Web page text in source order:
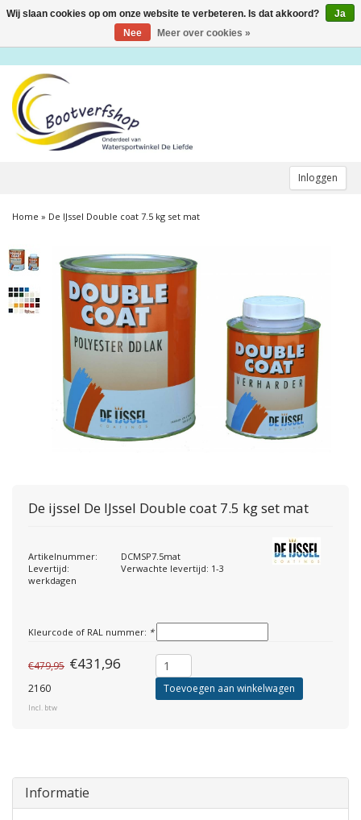
Inloggen
Toggle
Home » De IJssel Double coat 7.5 kg set mat
De ijssel De IJssel Double coat 7.5 kg set mat
Artikelnummer:
DCMSP7.5mat
Levertijd:
Verwachte levertijd: 1-3
werkdagen
Kleurcode of RAL nummer: *
€479,95 €431,96
2160
Incl. btw
Toevoegen aan winkelwagen
Informatie
Wij slaan cookies op om onze website te verbeteren. Is dat akkoord?
Ja
Nee
Meer over cookies »